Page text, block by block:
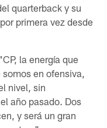
quarterback y su
primera vez desde
la energía que
en ofensiva,
nivel, sin
año pasado. Dos
y será un gran